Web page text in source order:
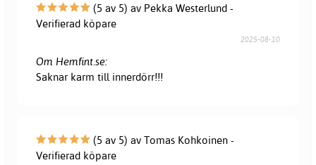
(5 av 5) av Pekka Westerlund -
Verifierad köpare
2025-08-10
Om Hemfint.se:
Saknar karm till innerdörr!!!
(5 av 5) av Tomas Kohkoinen -
Verifierad köpare